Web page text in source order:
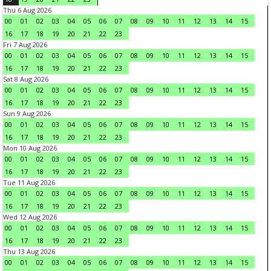
Thu 6 Aug 2026
00
01 02 03 04 05 06 07 08 09 10 11 12 13 14
15
16
17 18 19 20 21 22
23
Fri 7 Aug 2026
00
01 02 03 04 05 06 07 08 09 10 11 12 13 14
15
16
17 18 19 20 21 22
23
Sat 8 Aug 2026
00
01 02 03 04 05 06 07 08 09 10 11 12 13 14
15
16
17 18 19 20 21 22
23
Sun 9 Aug 2026
00
01 02 03 04 05 06 07 08 09 10 11 12 13 14
15
16
17 18 19 20 21 22
23
Mon 10 Aug 2026
00
01 02 03 04 05 06 07 08 09 10 11 12 13 14
15
16
17 18 19 20 21 22
23
Tue 11 Aug 2026
00
01 02 03 04 05 06 07 08 09 10 11 12 13 14
15
16
17 18 19 20 21 22
23
Wed 12 Aug 2026
00
01 02 03 04 05 06 07 08 09 10 11 12 13 14
15
16
17 18 19 20 21 22
23
Thu 13 Aug 2026
00
01 02 03 04 05 06 07 08 09 10 11 12 13 14
15